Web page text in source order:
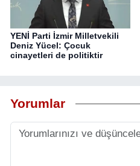
YENİ Parti İzmir Milletvekili
Deniz Yücel: Çocuk
cinayetleri de politiktir
Yorumlar